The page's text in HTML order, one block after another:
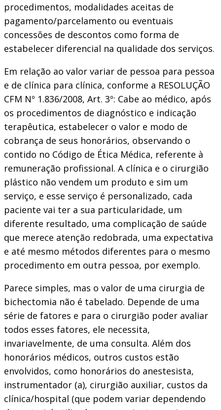
procedimentos, modalidades aceitas de
pagamento/parcelamento ou eventuais
concessões de descontos como forma de
estabelecer diferencial na qualidade dos serviços.
Em relação ao valor variar de pessoa para pessoa
e de clínica para clínica, conforme a RESOLUÇÃO
CFM Nº 1.836/2008, Art. 3º: Cabe ao médico, após
os procedimentos de diagnóstico e indicação
terapêutica, estabelecer o valor e modo de
cobrança de seus honorários, observando o
contido no Código de Ética Médica, referente à
remuneração profissional. A clínica e o cirurgião
plástico não vendem um produto e sim um
serviço, e esse serviço é personalizado, cada
paciente vai ter a sua particularidade, um
diferente resultado, uma complicação de saúde
que merece atenção redobrada, uma expectativa
e até mesmo métodos diferentes para o mesmo
procedimento em outra pessoa, por exemplo.
Parece simples, mas o valor de uma cirurgia de
bichectomia não é tabelado. Depende de uma
série de fatores e para o cirurgião poder avaliar
todos esses fatores, ele necessita,
invariavelmente, de uma consulta. Além dos
honorários médicos, outros custos estão
envolvidos, como honorários do anestesista,
instrumentador (a), cirurgião auxiliar, custos da
clínica/hospital (que podem variar dependendo